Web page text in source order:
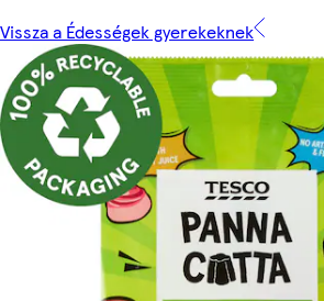
Vissza a Édességek gyerekeknek